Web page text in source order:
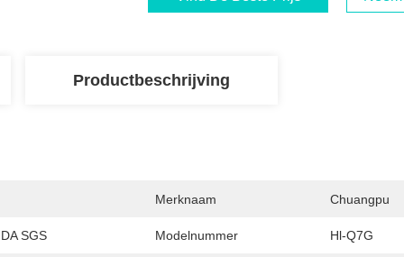
Productbeschrijving
Merknaam Chuangpu
SGS Modelnummer Hl-Q7G